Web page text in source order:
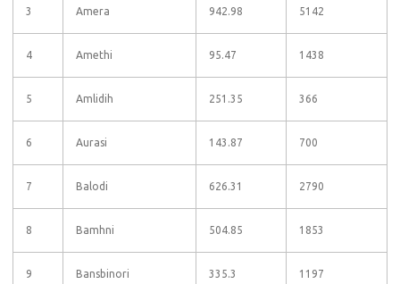
3 Amera 942.98 5142
4 Amethi 95.47 1438
5 Amlidih 251.35 366
6 Aurasi 143.87 700
7 Balodi 626.31 2790
8 Bamhni 504.85 1853
9 Bansbinori 335.3 1197